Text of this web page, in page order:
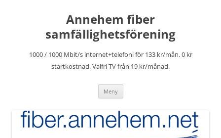
Annehem fiber
samfällighetsförening
1000 / 1000 Mbit/s internet+telefoni för 133 kr/mån. 0 kr
startkostnad. Valfri TV från 19 kr/månad.
Meny